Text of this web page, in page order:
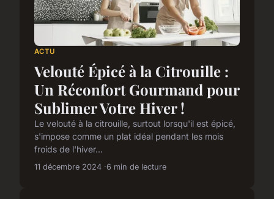
ACTU
Velouté Épicé à la Citrouille :
Un Réconfort Gourmand pour
Sublimer Votre Hiver !
Le velouté à la citrouille, surtout lorsqu'il est épicé,
s'impose comme un plat idéal pendant les mois
froids de l'hiver...
11 décembre 2024 6 min de lecture